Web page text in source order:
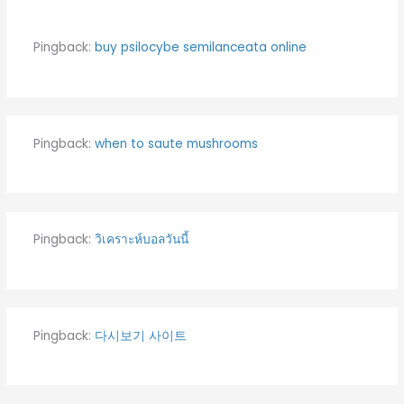
Pingback: buy psilocybe semilanceata online​
Pingback: when to saute mushrooms
Pingback: วิเคราะห์บอลวันนี้
Pingback: 다시보기 사이트